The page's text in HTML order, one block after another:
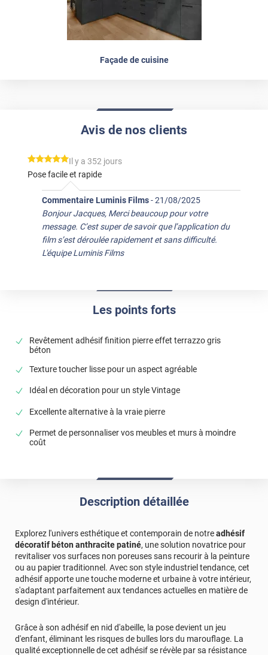
Façade de cuisine
Les points forts
Revêtement adhésif finition pierre effet terrazzo gris
béton
Texture toucher lisse pour un aspect agréable
Idéal en décoration pour un style Vintage
Excellente alternative à la vraie pierre
Permet de personnaliser vos meubles et murs à moindre
coût
Avis de nos clients
*****
Il y a 352 jours
Pose facile et rapide
Commentaire Luminis Films-21/08/2025
Bonjour Jacques, Merci beaucoup pour votre
message. C’est super de savoir que l’application du
film s’est déroulée rapidement et sans difficulté.
L'équipe Luminis Films
Description détaillée
Explorez l'univers esthétique et contemporain de notreadhésif
décoratif béton anthracite patiné, une solution novatrice pour
revitaliser vos surfaces non poreuses sans recourir à la peinture
ou au papier traditionnel. Avec son style industriel tendance, cet
adhésif apporte une touche moderne et urbaine à votre intérieur,
s'adaptant parfaitement aux tendances actuelles en matière de
design d'intérieur.
Grâce à son adhésif en nid d'abeille, la pose devient un jeu
d'enfant, éliminant les risques de bulles lors du marouflage. La
qualité exceptionnelle de cet adhésif se révèle par sa résistance